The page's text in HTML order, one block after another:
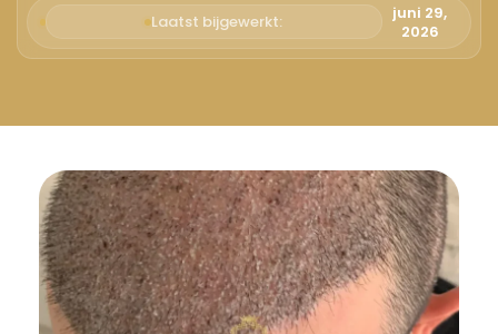
Русский
Svenska
Laatst bijgewerkt:
juni 29,
2026